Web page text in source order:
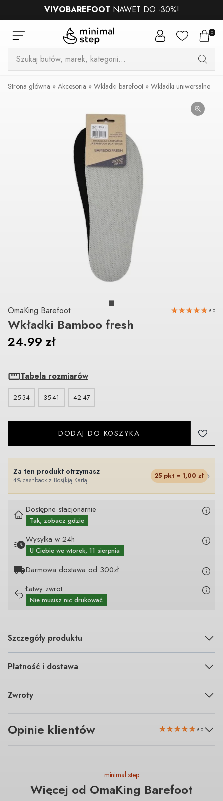
VIVOBAREFOOT NAWET DO -30%!
0
Wyszukiwarka
produktów
Strona główna » Akcesoria » Wkładki barefoot » Wkładki uniwersalne
OmaKing Barefoot 5.0
Wkładki Bamboo fresh
24.99 zł
Tabela rozmiarów
25-34 35-41 42-47
DODAJ DO KOSZYKA
Za ten produkt otrzymasz
4% cashback z Bos(k)ą Kartą
25 pkt = 1,00 zł ›
Dostępne stacjonarnie
Tak, zobacz gdzie
Wysyłka w 24h
U Ciebie we wtorek, 11 sierpnia
Darmowa dostawa od 300zł
Łatwy zwrot
Nie musisz nic drukować
Szczegóły produktu
Płatność i dostawa
Zwroty
Opinie klientów 5.0
minimal step
Więcej od OmaKing Barefoot